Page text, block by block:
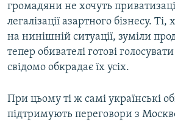
громадяни не хочуть
легалізації азартного бізнесу.
на нинішній ситуації, зуміли
тепер обивателі готові
свідомо обкрадає їх усіх.
При цьому ті ж самі українські
підтримують переговори з